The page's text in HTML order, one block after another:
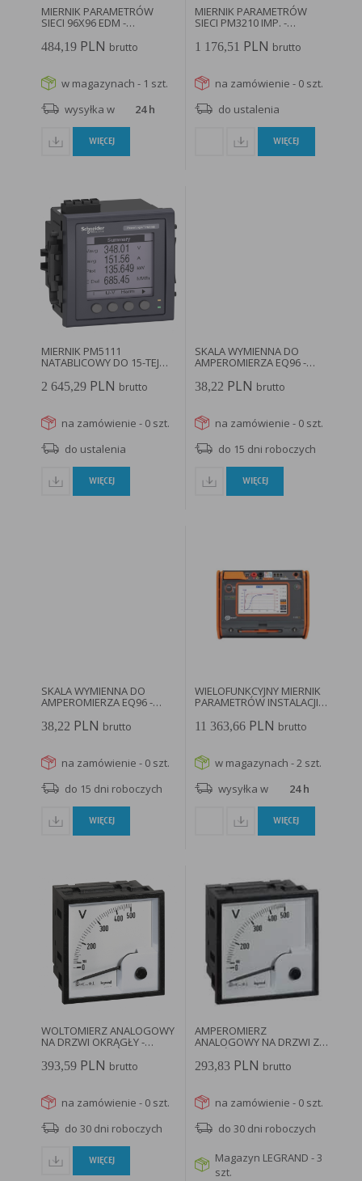
MIERNIK PARAMETRÓW
SIECI 96X96 EDM -
484,19 PLN brutto
w magazynach - 1 szt.
wysyłka w
24 h
WIĘCEJ
MIERNIK PARAMETRÓW
SIECI PM3210 IMP. -
1 176,51 PLN brutto
na zamówienie - 0 szt.
do ustalenia
WIĘCEJ
MIERNIK PM5111
NATABLICOWY DO 15-TEJ
2 645,29 PLN brutto
na zamówienie - 0 szt.
do ustalenia
WIĘCEJ
SKALA WYMIENNA DO
AMPEROMIERZA EQ96 -
38,22 PLN brutto
na zamówienie - 0 szt.
do 15 dni roboczych
WIĘCEJ
SKALA WYMIENNA DO
AMPEROMIERZA EQ96 -
38,22 PLN brutto
na zamówienie - 0 szt.
do 15 dni roboczych
WIĘCEJ
WIELOFUNKCYJNY MIERNIK
PARAMETRÓW INSTALACJI
11 363,66 PLN brutto
w magazynach - 2 szt.
wysyłka w
24 h
WIĘCEJ
WOLTOMIERZ ANALOGOWY
NA DRZWI OKRĄGŁY -
393,59 PLN brutto
na zamówienie - 0 szt.
do 30 dni roboczych
WIĘCEJ
AMPEROMIERZ
ANALOGOWY NA DRZWI Z
NAROŻNYM
USYTUOWANIEM...
293,83 PLN brutto
na zamówienie - 0 szt.
do 30 dni roboczych
Magazyn LEGRAND - 3
szt.